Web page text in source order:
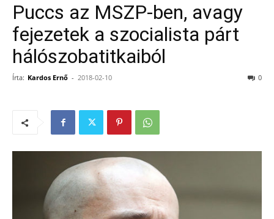
Puccs az MSZP-ben, avagy
fejezetek a szocialista párt
hálószobatitkaiból
Írta: Kardos Ernő - 2018-02-10 0